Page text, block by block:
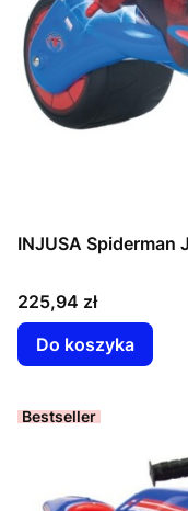
INJUSA
Cena
225,94 zł
Do koszyka
Bestseller